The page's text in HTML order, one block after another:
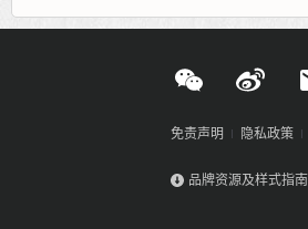
免责声明 隐私政策
品牌资源及样式指南